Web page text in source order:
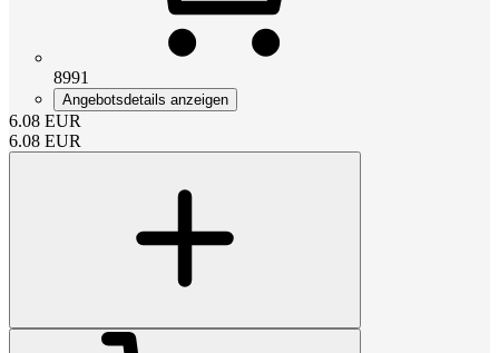
8991
Angebotsdetails anzeigen
6.08 EUR
6.08 EUR